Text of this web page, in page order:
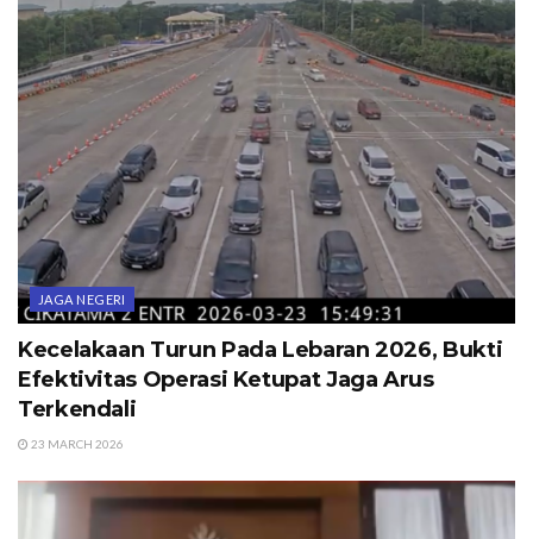
JAGA NEGERI
Kecelakaan Turun Pada Lebaran 2026, Bukti
Efektivitas Operasi Ketupat Jaga Arus
Terkendali
23 MARCH 2026